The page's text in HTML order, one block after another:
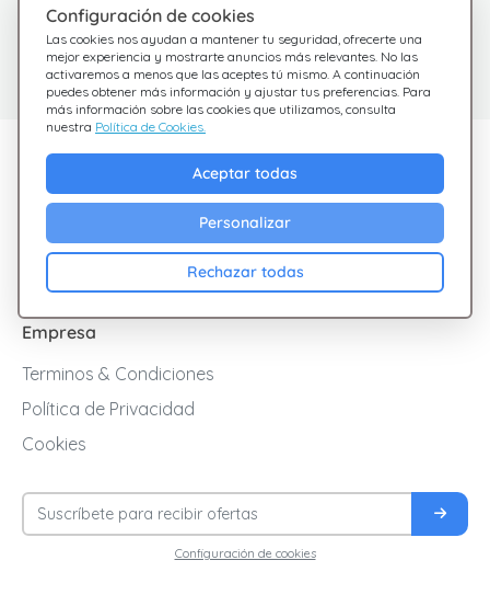
Configuración de cookies
Las cookies nos ayudan a mantener tu seguridad, ofrecerte una
mejor experiencia y mostrarte anuncios más relevantes. No las
activaremos a menos que las aceptes tú mismo. A continuación
puedes obtener más información y ajustar tus preferencias. Para
más información sobre las cookies que utilizamos, consulta
nuestra Política de Cookies.
Aceptar todas
Personalizar
Rechazar todas
¿Tienes dudas?
Estamos aquí para
ayudarte
Consulta nuestras
preguntas frecuentes
Descubre Giftsy
Ofertas
Cashback
Empresa
Terminos & Condiciones
Política de Privacidad
Cookies
Configuración de cookies